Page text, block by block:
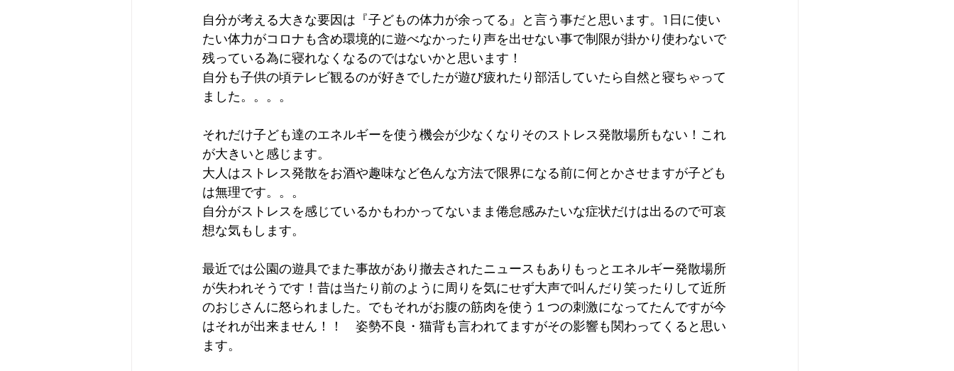
自分が考える大きな要因は『子どもの体力が余ってる』と言う事だと思います。1日に使い
たい体力がコロナも含め環境的に遊べなかったり声を出せない事で制限が掛かり使わないで
残っている為に寝れなくなるのではないかと思います！
自分も子供の頃テレビ観るのが好きでしたが遊び疲れたり部活していたら自然と寝ちゃって
ました。。。。
それだけ子ども達のエネルギーを使う機会が少なくなりそのストレス発散場所もない！これ
が大きいと感じます。
大人はストレス発散をお酒や趣味など色んな方法で限界になる前に何とかさせますが子ども
は無理です。。。
自分がストレスを感じているかもわかってないまま倦怠感みたいな症状だけは出るので可哀
想な気もします。
最近では公園の遊具でまた事故があり撤去されたニュースもありもっとエネルギー発散場所
が失われそうです！昔は当たり前のように周りを気にせず大声で叫んだり笑ったりして近所
のおじさんに怒られました。でもそれがお腹の筋肉を使う１つの刺激になってたんですが今
はそれが出来ません！！　姿勢不良・猫背も言われてますがその影響も関わってくると思い
ます。